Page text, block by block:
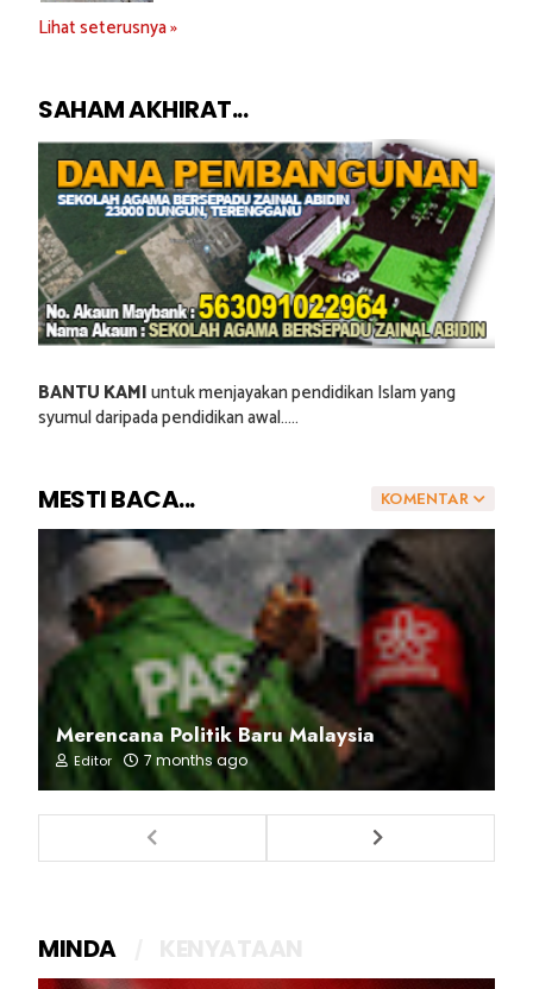
Lihat seterusnya »
SAHAM AKHIRAT...
BANTU KAMIuntuk menjayakan pendidikan Islam yang
syumul daripada pendidikan awal.....
KOMENTAR
MESTI BACA...
Merencana Politik Baru Malaysia
Editor 7 months ago
MINDA